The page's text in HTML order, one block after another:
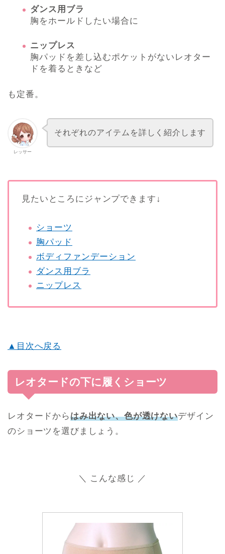
ダンス用ブラ
胸をホールドしたい場合に
ニップレス
胸パッドを差し込むポケットがないレオター
ドを着るときなど
も定番。
レッサー
それぞれのアイテムを詳しく紹介します
見たいところにジャンプできます↓
ショーツ
胸パッド
ボディファンデーション
ダンス用ブラ
ニップレス
▲目次へ戻る
レオタードの下に履くショーツ
レオタードからはみ出ない、色が透けないデザイン
のショーツを選びましょう。
＼ こんな感じ ／